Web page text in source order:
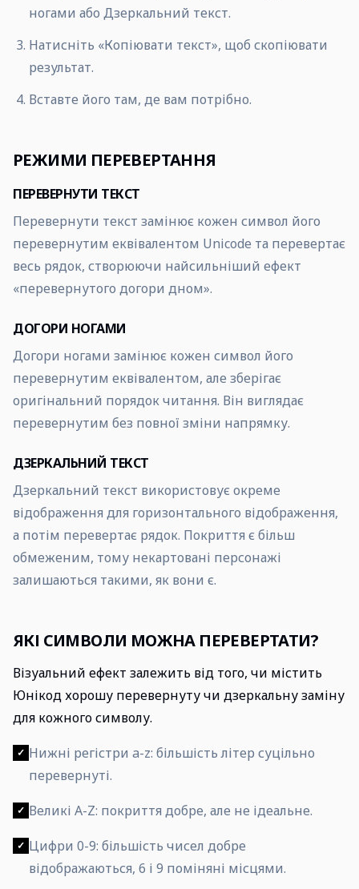
ногами або Дзеркальний текст.
Натисніть «Копіювати текст», щоб скопіювати
результат.
Вставте його там, де вам потрібно.
РЕЖИМИ ПЕРЕВЕРТАННЯ
ПЕРЕВЕРНУТИ ТЕКСТ
Перевернути текст замінює кожен символ його
перевернутим еквівалентом Unicode та перевертає
весь рядок, створюючи найсильніший ефект
«перевернутого догори дном».
ДОГОРИ НОГАМИ
Догори ногами замінює кожен символ його
перевернутим еквівалентом, але зберігає
оригінальний порядок читання. Він виглядає
перевернутим без повної зміни напрямку.
ДЗЕРКАЛЬНИЙ ТЕКСТ
Дзеркальний текст використовує окреме
відображення для горизонтального відображення,
а потім перевертає рядок. Покриття є більш
обмеженим, тому некартовані персонажі
залишаються такими, як вони є.
ЯКІ СИМВОЛИ МОЖНА ПЕРЕВЕРТАТИ?
Візуальний ефект залежить від того, чи містить
Юнікод хорошу перевернуту чи дзеркальну заміну
для кожного символу.
✓ Нижні регістри a-z: більшість літер суцільно
перевернуті.
✓ Великі A-Z: покриття добре, але не ідеальне.
✓ Цифри 0-9: більшість чисел добре
відображаються, 6 і 9 поміняні місцями.